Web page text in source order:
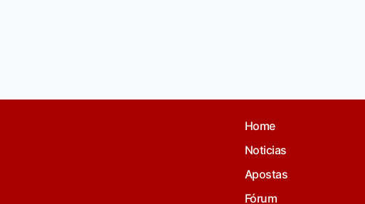
Home
Noticias
Apostas
Fórum